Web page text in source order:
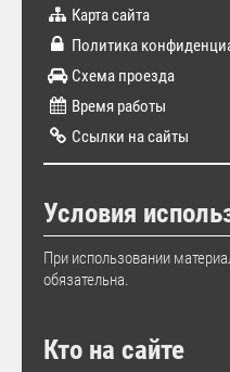
Карта сайта
Политика
Схема проезда
Время работы
Ссылки на сайты
Условия
При использовании
обязательна.
Кто на сайте